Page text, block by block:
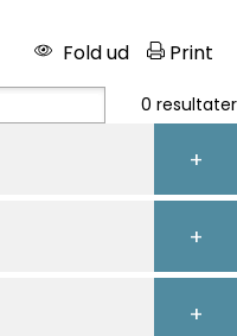
Fold ud Print
0 resultater